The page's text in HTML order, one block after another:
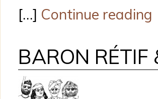
[…] Continue reading
BARON RÉTIF